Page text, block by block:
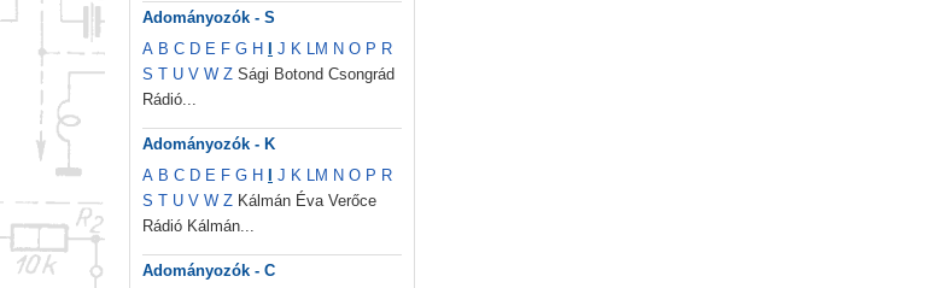
Adományozók - S
A B C D E F G H J K LM N O P R
S T U V W Z Sági Botond Csongrád
Rádió...
Adományozók - K
A B C D E F G H J K LM N O P R
S T U V W Z Kálmán Éva Verőce
Rádió Kálmán...
Adományozók - C